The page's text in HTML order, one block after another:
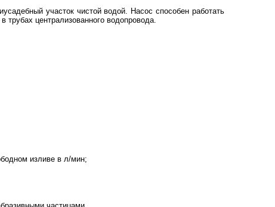
участок чистой водой. Насос способен работать
трубах централизованного водопровода.
изливе в л/мин;